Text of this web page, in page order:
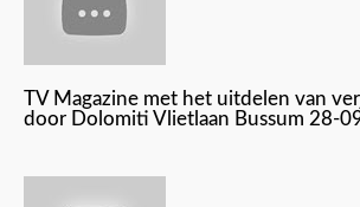
TV Magazine met het uitdelen van
door Dolomiti Vlietlaan Bussum 28-